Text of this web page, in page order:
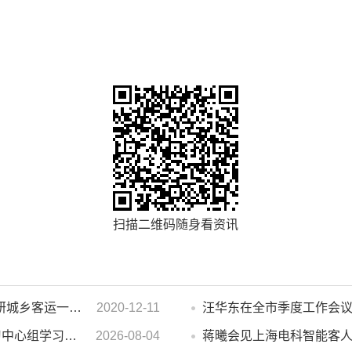
扫描二维码随身看资讯
濉溪县人大常委会副主任李秀侠一行调研城乡客运一体化和治超工作 2020-12-11
市政府2026年第14次党组会 暨理论学习中心组学习会议召开 蒋曦主持会议并讲话 2026-08-04 蒋曦会见上海电科智能客人